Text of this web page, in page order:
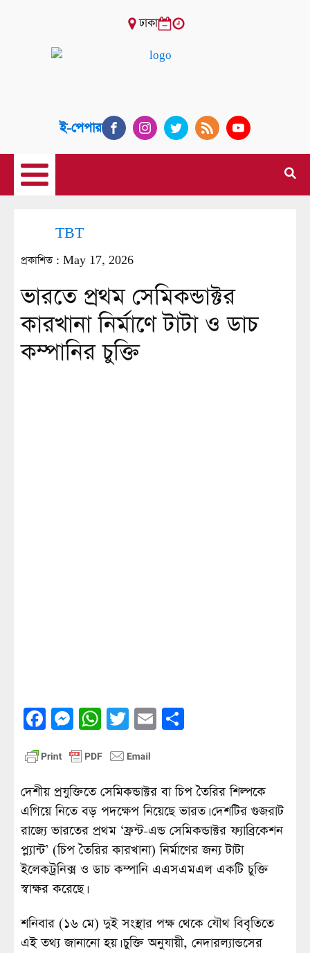
ঢাকা
ই-পেপার
TBT
প্রকাশিত : May 17, 2026
ভারতে প্রথম সেমিকন্ডাক্টর
কারখানা নির্মাণে টাটা ও ডাচ
কম্পানির চুক্তি
Facebook
Messenger
WhatsApp
Twitter
Email
দেশীয় প্রযুক্তিতে সেমিকন্ডাক্টর বা চিপ তৈরির শিল্পকে
এগিয়ে নিতে বড় পদক্ষেপ নিয়েছে ভারত। দেশটির গুজরাট
রাজ্যে ভারতের প্রথম ‘ফ্রন্ট-এন্ড সেমিকন্ডাক্টর ফ্যাব্রিকেশন
প্ল্যান্ট’ (চিপ তৈরির কারখানা) নির্মাণের জন্য টাটা
ইলেকট্রনিক্স ও ডাচ কম্পানি এএসএমএল একটি চুক্তি
স্বাক্ষর করেছে।
শনিবার (১৬ মে) দুই সংস্থার পক্ষ থেকে যৌথ বিবৃতিতে
এই তথ্য জানানো হয়। চুক্তি অনুযায়ী, নেদারল্যান্ডসের